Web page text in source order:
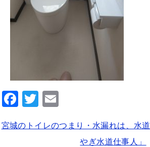
F
c
T
tt ai
宮城のトイレのつまり・水漏れは、水
やぎ水道仕事人」